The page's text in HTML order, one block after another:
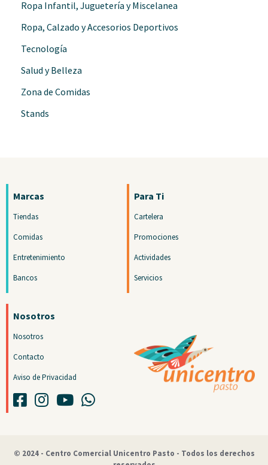
Ropa Infantil, Juguetería y Miscelanea
Ropa, Calzado y Accesorios Deportivos
Tecnología
Salud y Belleza
Zona de Comidas
Stands
Marcas
Tiendas
Comidas
Entretenimiento
Bancos
Para Ti
Cartelera
Promociones
Actividades
Servicios
Nosotros
Nosotros
Contacto
Aviso de Privacidad
© 2024 - Centro Comercial Unicentro Pasto - Todos los derechos